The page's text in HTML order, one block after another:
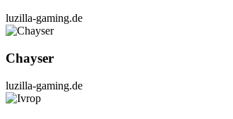
luzilla-gaming.de
Chayser
luzilla-gaming.de